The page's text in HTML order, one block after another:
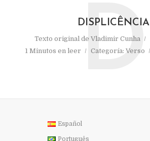
DISPLICÊNCIA
Texto original de Vladimir Cunha
1 Minutos en leer
Categoría: Verso
D
Español
Português